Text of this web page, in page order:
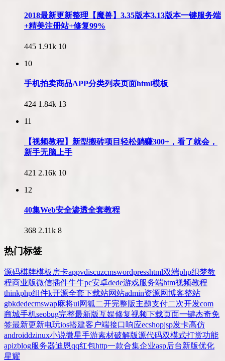
2018最新更新整理【魔兽】3.35版本3.13版本一键服务端
+精美注册站+修复99%
445 1.91k 10
10
手机拍卖商品APP分类列表页面html模板
424 1.84k 13
11
【视频教程】新型搬砖项目轻松躺赚300+，看了就会，
新手无脑上手
421 2.16k 10
12
40集Web安全渗透全套教程
368 2.11k 8
热门标签
源码棋牌模板 房卡appvdiscuzcmswordpresshtml双端php织梦教
程商业版微信插件牛牛pc安卓dede游戏服务端htm视频教程
thinkphp组件k开源全套下载站网站admin资源网博客整站
gbkdedecmswap麻将ui网狐 二开完整版主题支付二次开发com
商城手机seobug完整最新版互娱修复视频下载页面一键杰奇免
签最新更新电玩ios搭建客户端接口响应ecshopjsp发卡高仿
androiddzinux小说微星手游素材破解版源代码双模式打赏功能
apizblog服务器迪恩qq红包http一款合集企业asp后台新版优化
星耀